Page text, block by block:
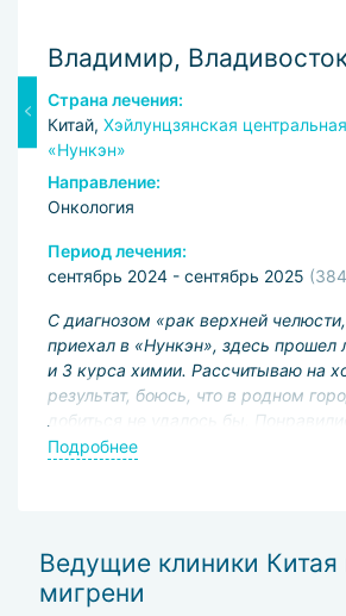
Владимир,
Страна лечения:
Китай, Хэйлунцзянская
«Нункэн»
Направление:
Онкология
Период лечения:
сентябрь 2024 - сентябрь 2025
С диагнозом «рак верхней
приехал в «Нункэн», здесь прошел
и 3 курса химии. Рассчитываю на
результат, боюсь, что в родном
добиться не удалось бы.
больнице и хорошее отношение
Подробнее
Ведущие клиники
мигрени